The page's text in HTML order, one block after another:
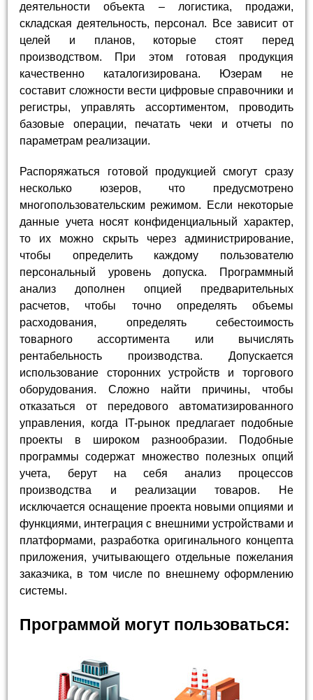
деятельности объекта – логистика, продажи,
складская деятельность, персонал. Все зависит от
целей и планов, которые стоят перед
производством. При этом готовая продукция
качественно каталогизирована. Юзерам не
составит сложности вести цифровые справочники и
регистры, управлять ассортиментом, проводить
базовые операции, печатать чеки и отчеты по
параметрам реализации.
Распоряжаться готовой продукцией смогут сразу
несколько юзеров, что предусмотрено
многопользовательским режимом. Если некоторые
данные учета носят конфиденциальный характер,
то их можно скрыть через администрирование,
чтобы определить каждому пользователю
персональный уровень допуска. Программный
анализ дополнен опцией предварительных
расчетов, чтобы точно определять объемы
расходования, определять себестоимость
товарного ассортимента или вычислять
рентабельность производства. Допускается
использование сторонних устройств и торгового
оборудования. Сложно найти причины, чтобы
отказаться от передового автоматизированного
управления, когда IT-рынок предлагает подобные
проекты в широком разнообразии. Подобные
программы содержат множество полезных опций
учета, берут на себя анализ процессов
производства и реализации товаров. Не
исключается оснащение проекта новыми опциями и
функциями, интеграция с внешними устройствами и
платформами, разработка оригинального концепта
приложения, учитывающего отдельные пожелания
заказчика, в том числе по внешнему оформлению
системы.
Программой могут пользоваться: